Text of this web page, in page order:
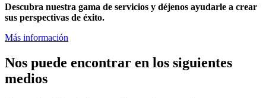
Descubra nuestra gama de servicios y déjenos ayudarle a crear
sus perspectivas de éxito.
Más información
Nos puede encontrar en los siguientes
medios